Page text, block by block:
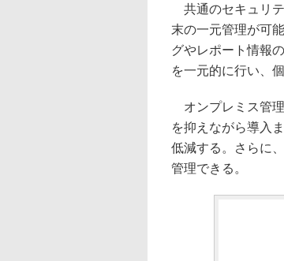
共通のセキュリ
末の一元管理が可
グやレポート情報
を一元的に行い、
オンプレミス管
を抑えながら導入
低減する。さらに
管理できる。